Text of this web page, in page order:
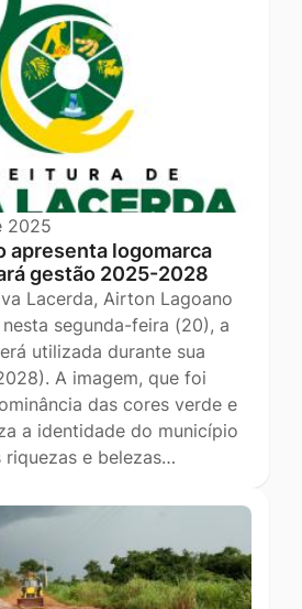
2025
apresenta logomarca
gestão 2025-2028
Lacerda, Airton Lagoano
segunda-feira (20), a
utilizada durante sua
A imagem, que foi
das cores verde e
a identidade do município
riquezas e belezas…